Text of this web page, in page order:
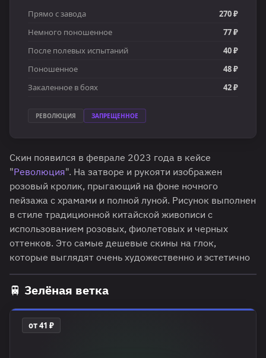
Прямо с завода
270 ₽
Немного поношенное
77 ₽
После полевых испытаний
40 ₽
Поношенное
48 ₽
Закаленное в боях
42 ₽
РЕВОЛЮЦИЯ ЗАПРЕЩЕННОЕ
Скин появился в феврале 2023 года в кейсе
"Революция". На затворе и рукояти изображен
розовый кролик, прыгающий на фоне ночного
пейзажа с храмами и полной луной. Рисунок выполнен
в стиле традиционной китайской живописи с
использованием розовых, фиолетовых и черных
оттенков. Это самые дешевые скины на глок,
которые выглядят очень художественно и эстетично
🚆 Зелёная ветка
от 41 ₽